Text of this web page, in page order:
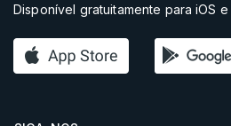
Disponível gratuitamente para iOS